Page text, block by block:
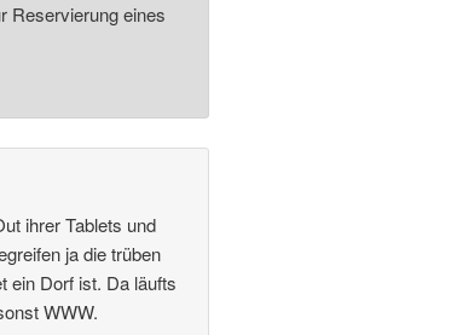
Reservierung eines
ihrer Tablets und
ja die trüben
ein Dorf ist. Da läufts
WWW.